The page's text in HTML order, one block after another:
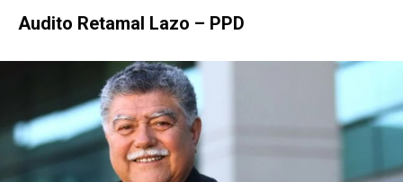
Audito Retamal Lazo – PPD